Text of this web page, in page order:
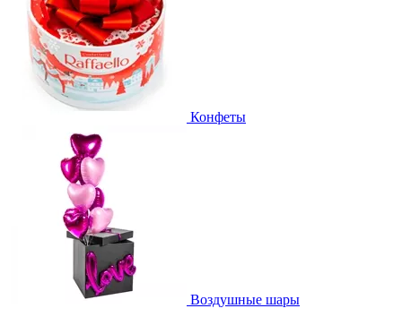
Конфеты
Воздушные шары